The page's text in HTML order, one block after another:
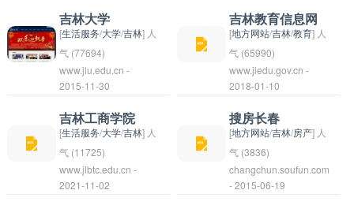
学、历史学、管理学、
工学、理学、艺术等领
域。学校与国内外多所
高校和科研机构建立了
了丰富的实习和交流机
会。长春师范学院致力
于为学生提供优质的教
育资源和发展平台，帮
面积2200亩，校舍建
筑面积120.48万平方
米，总投资35亿元人民
币，共有本科专业91
个，研究生专业67个。
实、整体发展、合作共
赢、共谋未来”的校训
精神，“珍中理发，独
见其意”作为人才培养
相关专业的人才，拥有
一支高水平的教师团队
和完善的教学设施。学
院的办学目标是培养
德、智、体、美全面发
展的高素质体育人才，
为国家的体育事业发展
做出贡献。
构，提供移动通信服
务。作为中国移动的一
部分，吉林移动为吉林
省的广大用户提供高质
量的通讯服务。无论是
电话、短信、上网还是
其他通讯需求，吉林移
动都能提供全方位的解
决方案，让用户享受便
捷、高效的通讯体验。
艺术类高等院校，成立
于1977年，前身为吉
林文工团艺术学校。学
院下设有音乐学院、舞
蹈学院、美术学院、设
计学院、人文科学学院
等专业学院，拥有一支
高水平的教学团队和先
进的教学设施。学院致
力于培养艺术人才，为
吉林大学
[生活服务/大学/吉林] 人
气 (77694)
吉林大学是中国吉林省
的一所综合性大学，创
建于1946年，位于吉
林省长春市。学校是教
育部与吉林省人民政府
共建的重点大学，在国
内外具有较高的知名度
www.jlu.edu.cn -
2015-11-30
吉林教育信息网
[地方网站/吉林/教育] 人
气 (65990)
吉林教育信息网是吉林
省教育厅主办的官方网
站，致力于为吉林省广
大师生和家长提供全
面、及时、优质的教育
信息和服务。网站包括
教育政策、教育资讯、
www.jledu.gov.cn -
2018-01-10
吉林工商学院
[生活服务/大学/吉林] 人
气 (11725)
吉林工商学院是位于中
国吉林省长春市的一所
www.jlbtc.edu.cn -
2021-11-02
搜房长春
[地方网站/吉林/房产] 人
气 (3836)
搜房长春是一个专门提
供长春地区房产信息的
changchun.soufun.com
- 2015-06-19